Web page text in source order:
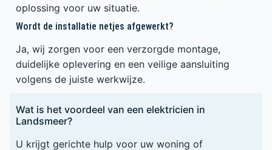
oplossing voor uw situatie.
Wordt de installatie netjes afgewerkt?
Ja, wij zorgen voor een verzorgde montage,
duidelijke oplevering en een veilige aansluiting
volgens de juiste werkwijze.
Wat is het voordeel van een elektricien in
Landsmeer?
U krijgt gerichte hulp voor uw woning of